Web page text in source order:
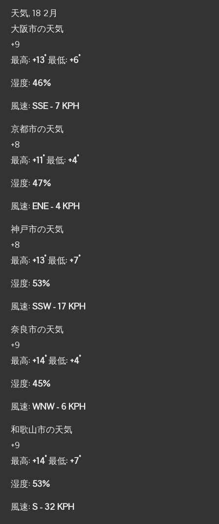
天気, 18 2月
大阪市の天気
+9
最高: +13° 最低: +6°
湿度: 46%
風速:SSE - 7 KPH
京都市の天気
+8
最高: +11° 最低: +4°
湿度: 47%
風速: ENE - 4 KPH
神戸市の天気
+8
最高: +13° 最低: +7°
湿度: 53%
風速:SSW - 17 KPH
奈良市の天気
+9
最高: +14° 最低: +4°
湿度: 45%
風速:WNW - 6 KPH
和歌山市の天気
+9
最高: +14° 最低: +7°
湿度: 53%
風速:S - 32 KPH